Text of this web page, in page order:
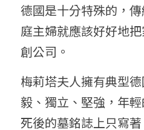
德國是十分特殊的，
庭主婦就應該好好地
創公司。
梅莉塔夫人擁有典型
毅、獨立、堅強，年
死後的墓銘誌上只寫